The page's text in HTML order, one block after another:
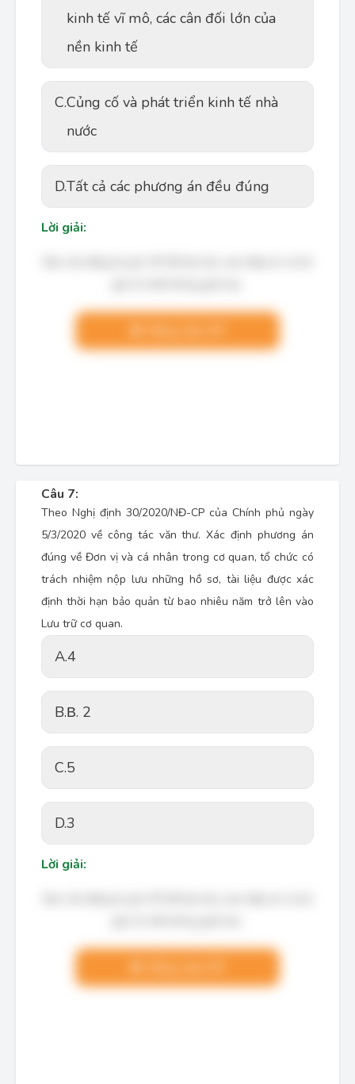
kinh tế vĩ mô, các cân đối lớn của
nền kinh tế
C.Củng cố và phát triển kinh tế nhà
nước
D.Tất cả các phương án đều đúng
Lời giải:
Câu 7:
Theo Nghị định 30/2020/NĐ-CP của Chính phủ ngày
5/3/2020 về công tác văn thư. Xác định phương án
đúng về Đơn vị và cá nhân trong cơ quan, tổ chức có
trách nhiệm nộp lưu những hồ sơ, tài liệu được xác
định thời hạn bảo quản từ bao nhiêu năm trở lên vào
Lưu trữ cơ quan.
A.4
B.Β. 2
C.5
D.3
Lời giải: